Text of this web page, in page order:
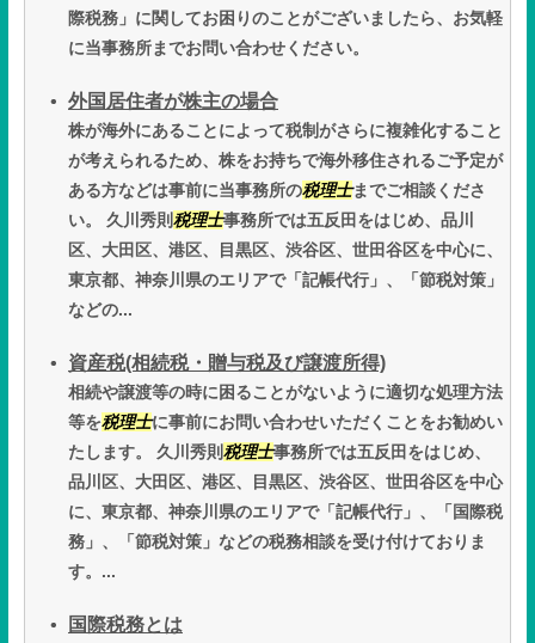
際税務」に関してお困りのことがございましたら、お気軽
に当事務所までお問い合わせください。
外国居住者が株主の場合
株が海外にあることによって税制がさらに複雑化すること
が考えられるため、株をお持ちで海外移住されるご予定が
ある方などは事前に当事務所の税理士までご相談くださ
い。 久川秀則税理士事務所では五反田をはじめ、品川
区、大田区、港区、目黒区、渋谷区、世田谷区を中心に、
東京都、神奈川県のエリアで「記帳代行」、「節税対策」
などの...
資産税(相続税・贈与税及び譲渡所得)
相続や譲渡等の時に困ることがないように適切な処理方法
等を税理士に事前にお問い合わせいただくことをお勧めい
たします。 久川秀則税理士事務所では五反田をはじめ、
品川区、大田区、港区、目黒区、渋谷区、世田谷区を中心
に、東京都、神奈川県のエリアで「記帳代行」、「国際税
務」、「節税対策」などの税務相談を受け付けておりま
す。...
国際税務とは